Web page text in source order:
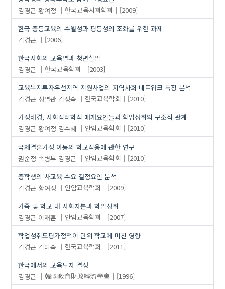
김경근 황여정 한국교육사회학회
[2009]
한국 중등교육의 수월성과 평등성의 조화를 위한 과제
김경근
[2006]
한국사회의 교육열과 청년실업
김경근
한국교육학회
[2003]
교육복지투자우선지역 지원사업의 지역사회 네트워크 특징 분석
김경근 성열관 김정숙 한국교육학회
[2010]
가정배경, 사회심리학적 매개요인들과 학업성취의 구조적 관계
김경근 황여정 김수혜 안암교육학회
[2010]
국제결혼가정 아동의 학교적응에 관한 연구
권순정 백병부 김경근 안암교육학회
[2010]
중학생의 사교육 수요 결정요인 분석
김경근 황여정 안암교육학회
[2009]
가족 및 학교 내 사회자본과 학업성취
김경근 이재훈 안암교육학회
[2007]
학업성취도평가정책이 단위 학교에 미친 영향
김경근 김미숙 한국교육학회
[2011]
한국에서의 교육투자 결정
김경근
韓國敎育財政經濟學會
[1996]